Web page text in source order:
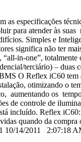
especificações
para atender às suas
Simples e
significa não ter
in-one”, totalmente
terciário) – duas
O Reflex iC60 tem
otimizando o
aumentando os
de controle de
incluído. Reflex
quando da
10/14/2011 2:07:18